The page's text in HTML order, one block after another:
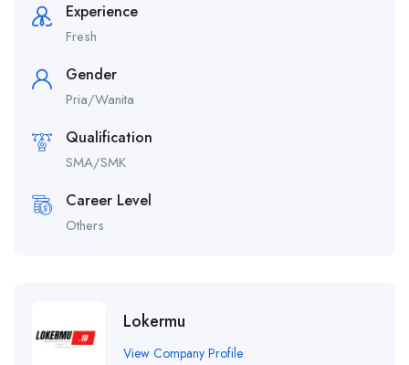
Experience
Fresh
Gender
Pria/Wanita
Qualification
SMA/SMK
Career Level
Others
Lokermu
View Company Profile